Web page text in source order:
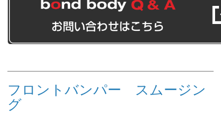
フロントバンパー スムージン
グ